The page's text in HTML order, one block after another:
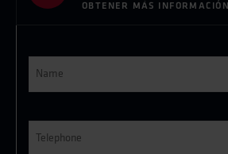
OBTENER MÁS INFORMACIÓN
Name *
Telephone *